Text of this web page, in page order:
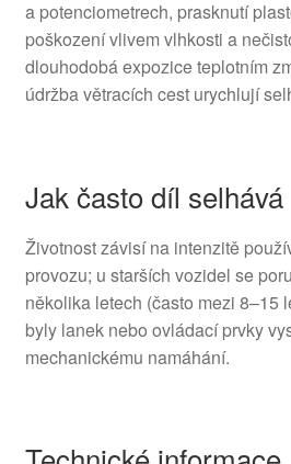
a potenciometrech, prasknutí
poškození vlivem vlhkosti a
dlouhodobá expozice teplotním
údržba větracích cest urychlují
Jak často díl selhává
Životnost závisí na intenzitě
provozu; u starších vozidel se
několika letech (často mezi 8–15
byly lanek nebo ovládací prvky
mechanickému namáhání.